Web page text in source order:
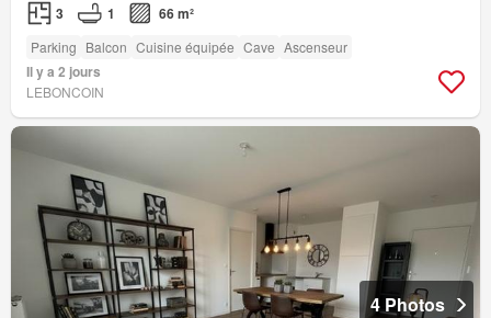
3 1 66 m²
Parking Balcon Cuisine équipée Cave Ascenseur
Il y a 2 jours
LEBONCOIN
4 Photos